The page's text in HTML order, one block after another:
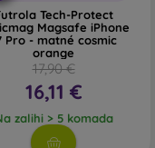
Tech-Protect
Magsafe iPhone
Pro - matné cosmic
orange
17,90 €
16,11 €
zalihi > 5 komada